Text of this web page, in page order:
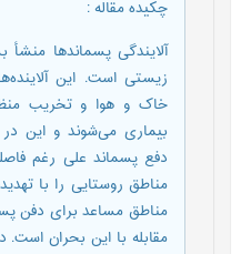
چکیده مقاله:
آلایندگی پسماندها
زیستی است. این
خاک و هوا و تخریب
بیماری می‌شوند و این
دفع پسماند علی رغم
مناطق روستایی را با
مناطق مساعد برای دفن
مقابله با این بحران